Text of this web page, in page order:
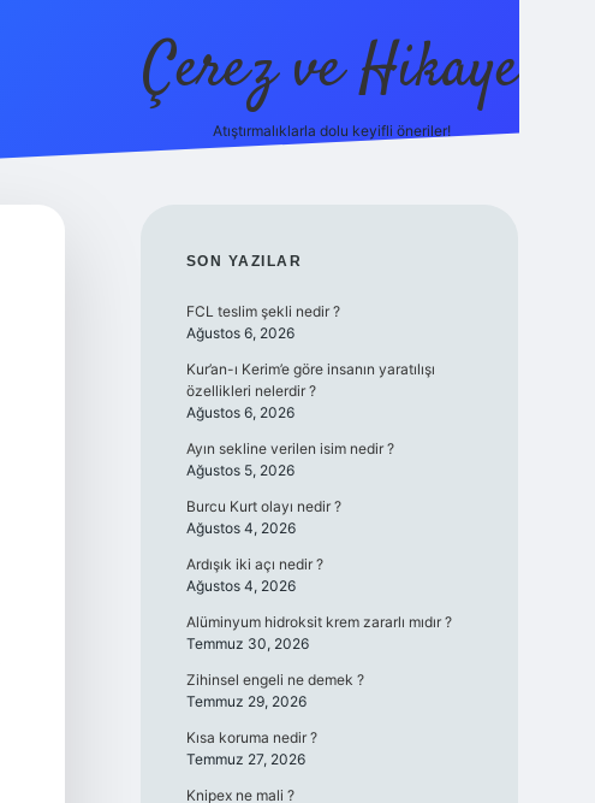
Çerez ve Hikaye
Atıştırmalıklarla dolu keyifli öneriler!
SIDEBAR
SON YAZILAR
FCL teslim şekli nedir ?
Ağustos 6, 2026
Kur’an-ı Kerim’e göre insanın yaratılışı
özellikleri nelerdir ?
Ağustos 6, 2026
Ayın sekline verilen isim nedir ?
Ağustos 5, 2026
Burcu Kurt olayı nedir ?
Ağustos 4, 2026
Ardışık iki açı nedir ?
Ağustos 4, 2026
Alüminyum hidroksit krem zararlı mıdır ?
Temmuz 30, 2026
Zihinsel engeli ne demek ?
Temmuz 29, 2026
Kısa koruma nedir ?
Temmuz 27, 2026
Knipex ne mali ?